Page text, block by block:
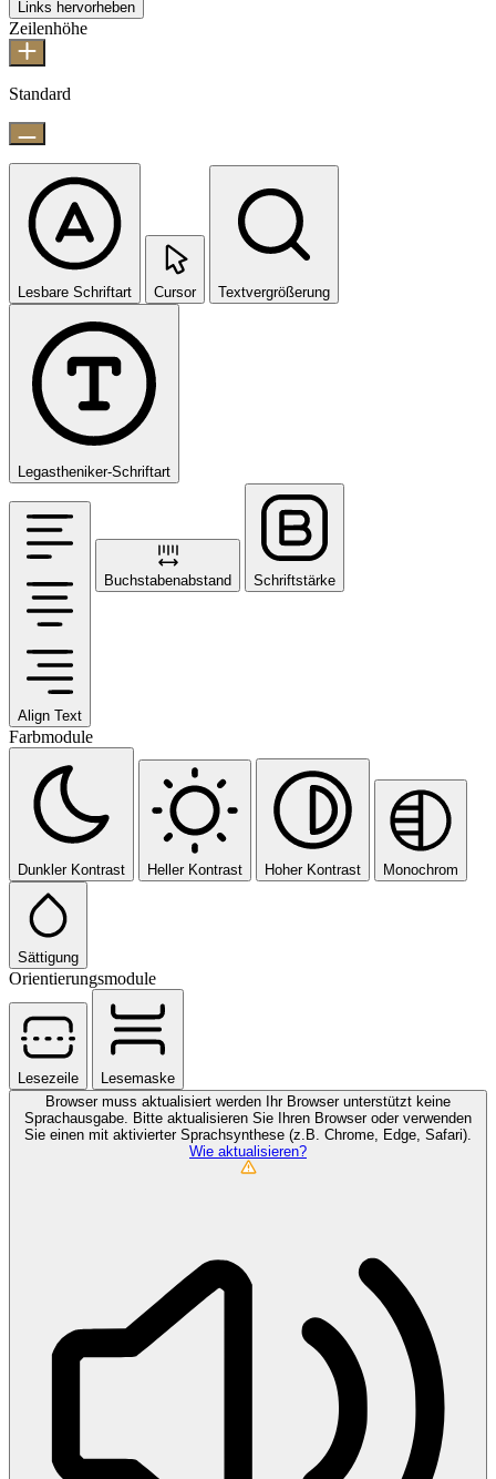
Links hervorheben
Zeilenhöhe
Standard
Lesbare Schriftart Cursor Textvergrößerung
Legastheniker-Schriftart
Align Text
Buchstabenabstand Schriftstärke
Farbmodule
Dunkler Kontrast Heller Kontrast Hoher Kontrast Monochrom
Sättigung
Orientierungsmodule
Lesezeile
Lesemaske
Browser muss aktualisiert werden
Ihr Browser unterstützt keine
Sprachausgabe. Bitte aktualisieren Sie Ihren Browser oder verwenden
Sie einen mit aktivierter Sprachsynthese (z.B. Chrome, Edge, Safari).
Wie aktualisieren?